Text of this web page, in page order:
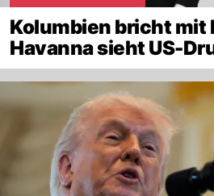
Kolumbien bricht mit
Havanna sieht US-